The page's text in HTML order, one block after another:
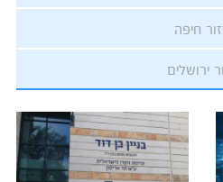
חיפה
ירושלים